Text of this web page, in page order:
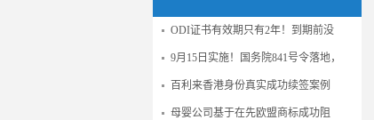
ODI证书有效期只有2年！到期前没
9月15日实施！国务院841号令落地，
百利来香港身份真实成功续签案例
母婴公司基于在先欧盟商标成功阻